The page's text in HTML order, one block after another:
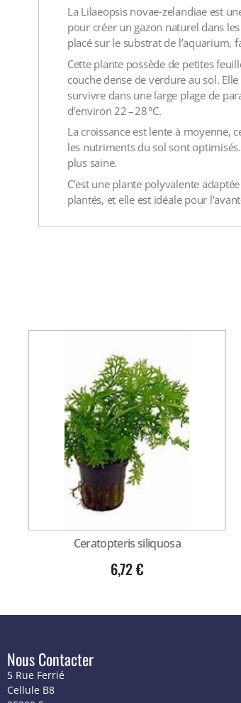
La Lilaeopsis novae‑zelandiae est
pour créer un gazon naturel dans
placé sur le substrat de l’aquarium,
Cette plante possède de petites
couche dense de verdure au sol.
survivre dans une large plage de
d’environ 22 – 28 °C.
La croissance est lente à moyenne,
les nutriments du sol sont
plus saine.
C’est une plante polyvalente
plantés, et elle est idéale pour
Ceratopteris siliquosa
6,72€
Nous Contacter
5 Rue Ferrié
Cellule B8